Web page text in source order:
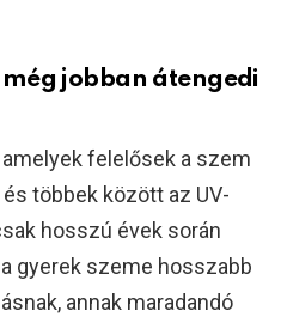
jobban átengedi
felelősek a szem
többek között az UV-
hosszú évek során
gyerek szeme hosszabb
annak maradandó